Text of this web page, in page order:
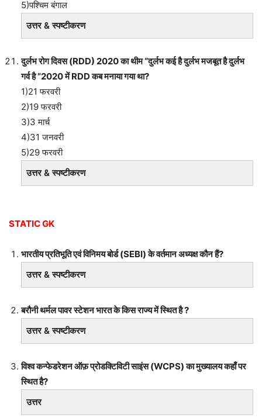
5)पश्चिम बंगाल
उत्तर & स्पष्टीकरण
दुर्लभ रोग दिवस (RDD) 2020 का थीम “दुर्लभ कई है दुर्लभ मजबूत है दुर्लभ
गर्व है ”2020 में RDD कब मनाया गया था?
1)21 फरवरी
2)19 फरवरी
3)3 मार्च
4)31 जनवरी
5)29 फरवरी
उत्तर & स्पष्टीकरण
STATIC GK
भारतीय प्रतिभूति एवं विनिमय बोर्ड (SEBI) के वर्तमान अध्यक्ष कौन हैं?
उत्तर & स्पष्टीकरण
बरौनी थर्मल पावर स्टेशन भारत के किस राज्य में स्थित है ?
उत्तर & स्पष्टीकरण
विश्व कन्फेडरेशन ऑफ़ प्रोडक्टिविटी साइंस (WCPS) का मुख्यालय कहाँ पर
स्थित है?
उत्तर